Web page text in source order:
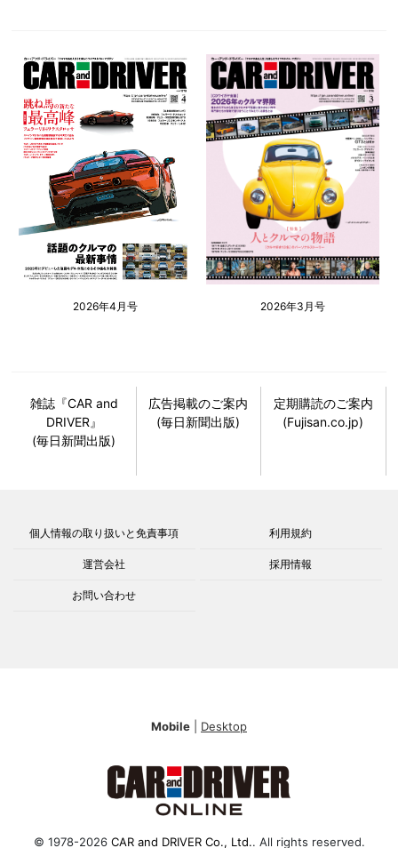
2026年4月号 2026年3月号
雑誌『CAR and
DRIVER』
(毎日新聞出版)
広告掲載のご案内
(毎日新聞出版)
定期購読のご案内
(Fujisan.co.jp)
個人情報の取り扱いと免責事項 利用規約
運営会社 採用情報
お問い合わせ
Mobile Desktop
© 1978-2026 CAR and DRIVER Co., Ltd.. All rights reserved.